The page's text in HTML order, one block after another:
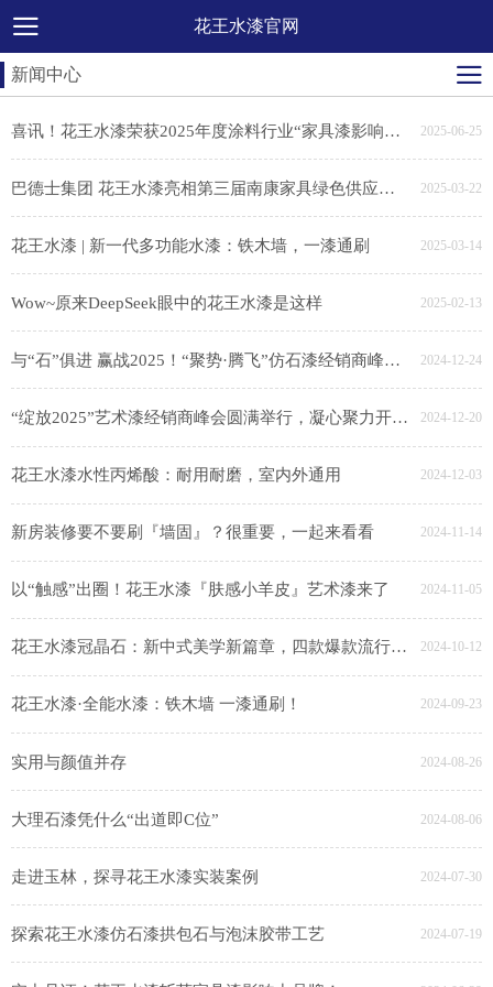
花王水漆官网
新闻中心
喜讯！花王水漆荣获2025年度涂料行业“家具漆影响力品牌” 2025-06-25
巴德士集团 花王水漆亮相第三届南康家具绿色供应链展，助力家具产业链绿色转型 2025-03-22
花王水漆 | 新一代多功能水漆：铁木墙，一漆通刷 2025-03-14
Wow~原来DeepSeek眼中的花王水漆是这样 2025-02-13
与“石”俱进 赢战2025！“聚势·腾飞”仿石漆经销商峰会胜利召开 2024-12-24
“绽放2025”艺术漆经销商峰会圆满举行，凝心聚力开新局 2024-12-20
花王水漆水性丙烯酸：耐用耐磨，室内外通用 2024-12-03
新房装修要不要刷『墙固』？很重要，一起来看看 2024-11-14
以“触感”出圈！花王水漆『肤感小羊皮』艺术漆来了 2024-11-05
花王水漆冠晶石：新中式美学新篇章，四款爆款流行色惊艳登场 2024-10-12
花王水漆·全能水漆：铁木墙 一漆通刷！ 2024-09-23
实用与颜值并存 2024-08-26
大理石漆凭什么“出道即C位” 2024-08-06
走进玉林，探寻花王水漆实装案例 2024-07-30
探索花王水漆仿石漆拱包石与泡沫胶带工艺 2024-07-19